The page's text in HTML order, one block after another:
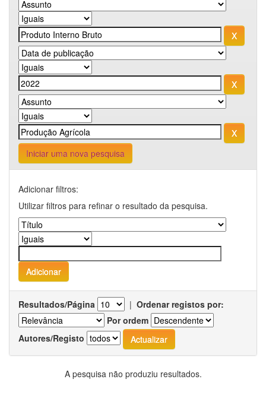
Iniciar uma nova pesquisa
Adicionar filtros:
Utilizar filtros para refinar o resultado da pesquisa.
Resultados/Página | Ordenar registos por:
Por ordem
Autores/Registo
A pesquisa não produziu resultados.